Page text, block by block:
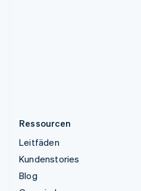
Ressourcen
Leitfäden
Kundenstories
Blog